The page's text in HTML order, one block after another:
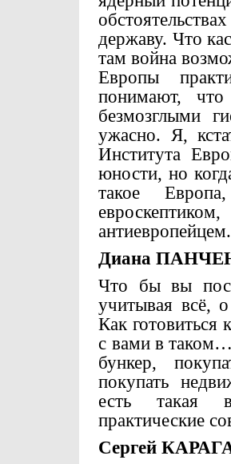
державу. Что
там война
Европы
понимают,
безмозглыми
ужасно. Я,
Института
юности, но
такое
антиевропейцем.
Диана
Что бы вы
учитывая всё,
Как готовиться
с вами в таком…
бункер,
покупать
есть такая
практические
Сергей